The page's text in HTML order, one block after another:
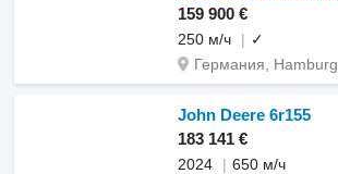
159 900 €
250 м/ч
✓
Германия, Hamburg
John Deere 6r155
183 141 €
2024
650 м/ч